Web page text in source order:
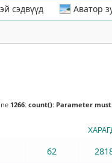
сэдвүүд Аватор
1266: count(): Parameter
62